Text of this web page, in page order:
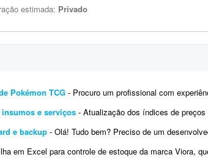
estimada: Privado
Pokémon TCG - Procuro um profissional com experiência avançada em Excel (ou Google Sheets)
e serviços - Atualização dos índices de preços da planilha anexa para 06/
e backup - Olá! Tudo bem? Preciso de um desenvolvedor de planilha Excel para sistema de gestão de
controle de estoque da marca Viora, que comercializa roupas fitness. Ela deve conter: *